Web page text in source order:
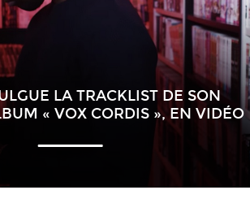
LA TRACKLIST DE SON
« VOX CORDIS », EN VIDÉO